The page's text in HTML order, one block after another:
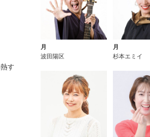
す
月
波田陽区
月
杉本エミイ